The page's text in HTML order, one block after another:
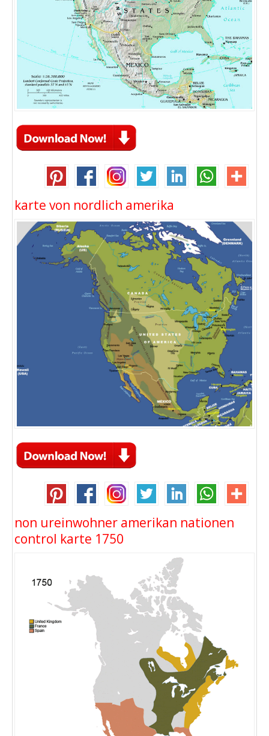
karte von nordlich amerika
non ureinwohner amerikan nationen
control karte 1750